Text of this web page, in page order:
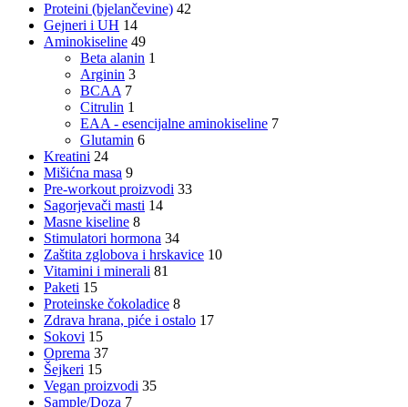
Proteini (bjelančevine) 42
Gejneri i UH 14
Aminokiseline 49
Beta alanin 1
Arginin 3
BCAA 7
Citrulin 1
EAA - esencijalne aminokiseline 7
Glutamin 6
Kreatini 24
Mišićna masa 9
Pre-workout proizvodi 33
Sagorjevači masti 14
Masne kiseline 8
Stimulatori hormona 34
Zaštita zglobova i hrskavice 10
Vitamini i minerali 81
Paketi 15
Proteinske čokoladice 8
Zdrava hrana, piće i ostalo 17
Sokovi 15
Oprema 37
Šejkeri 15
Vegan proizvodi 35
Sample/Doza 7